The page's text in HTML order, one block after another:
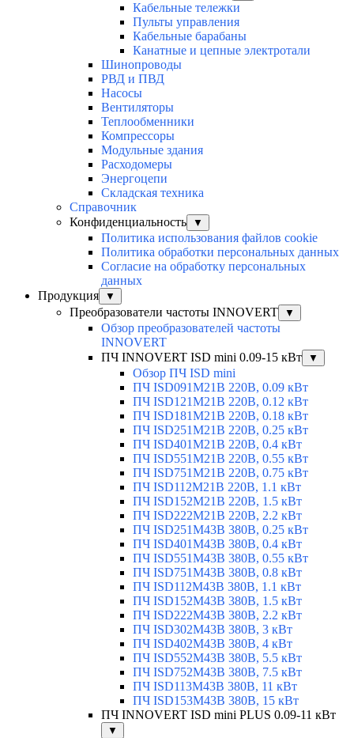
Кабельные тележки
Пульты управления
Кабельные барабаны
Канатные и цепные электротали
Шинопроводы
РВД и ПВД
Насосы
Вентиляторы
Теплообменники
Компрессоры
Модульные здания
Расходомеры
Энергоцепи
Складская техника
Справочник
Конфиденциальность
▼
Политика использования файлов cookie
Политика обработки персональных данных
Согласие на обработку персональных
данных
Продукция
▼
Преобразователи частоты INNOVERT ▼
Обзор преобразователей частоты
INNOVERT
ПЧ INNOVERT ISD mini 0.09-15 кВт
▼
Обзор ПЧ ISD mini
ПЧ ISD091M21B 220В, 0.09 кВт
ПЧ ISD121M21B 220В, 0.12 кВт
ПЧ ISD181M21B 220В, 0.18 кВт
ПЧ ISD251M21B 220В, 0.25 кВт
ПЧ ISD401M21B 220В, 0.4 кВт
ПЧ ISD551M21B 220В, 0.55 кВт
ПЧ ISD751M21B 220В, 0.75 кВт
ПЧ ISD112M21B 220В, 1.1 кВт
ПЧ ISD152M21B 220В, 1.5 кВт
ПЧ ISD222M21B 220В, 2.2 кВт
ПЧ ISD251M43B 380В, 0.25 кВт
ПЧ ISD401M43B 380В, 0.4 кВт
ПЧ ISD551M43B 380В, 0.55 кВт
ПЧ ISD751M43B 380В, 0.8 кВт
ПЧ ISD112M43B 380В, 1.1 кВт
ПЧ ISD152M43B 380В, 1.5 кВт
ПЧ ISD222M43B 380В, 2.2 кВт
ПЧ ISD302M43B 380В, 3 кВт
ПЧ ISD402M43B 380В, 4 кВт
ПЧ ISD552M43B 380В, 5.5 кВт
ПЧ ISD752M43B 380В, 7.5 кВт
ПЧ ISD113M43B 380В, 11 кВт
ПЧ ISD153M43B 380В, 15 кВт
ПЧ INNOVERT ISD mini PLUS 0.09-11 кВт
▼